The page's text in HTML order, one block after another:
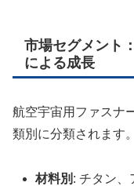
市場セグメント
による成長
航空宇宙用ファスナ
類別に分類されます。
材料別 : チタン、